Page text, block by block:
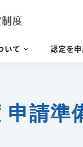
いて 認定を
請準